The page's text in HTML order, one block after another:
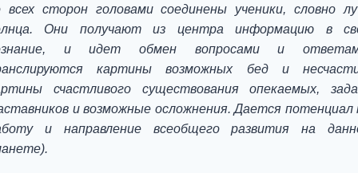
всех сторон головами соединены ученики, словно
Они получают из центра информацию в
и идет обмен вопросами и
картины возможных бед и
счастливого существования опекаемых,
и возможные осложнения. Дается потенциал
и направление всеобщего развития на